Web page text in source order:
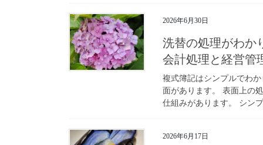
2026年6月30日
洗替の処理がわか
会計処理と経営管
複式簿記はシンプルでわ
面があります。 表面上の
仕組みがあります。 シン
2026年6月17日